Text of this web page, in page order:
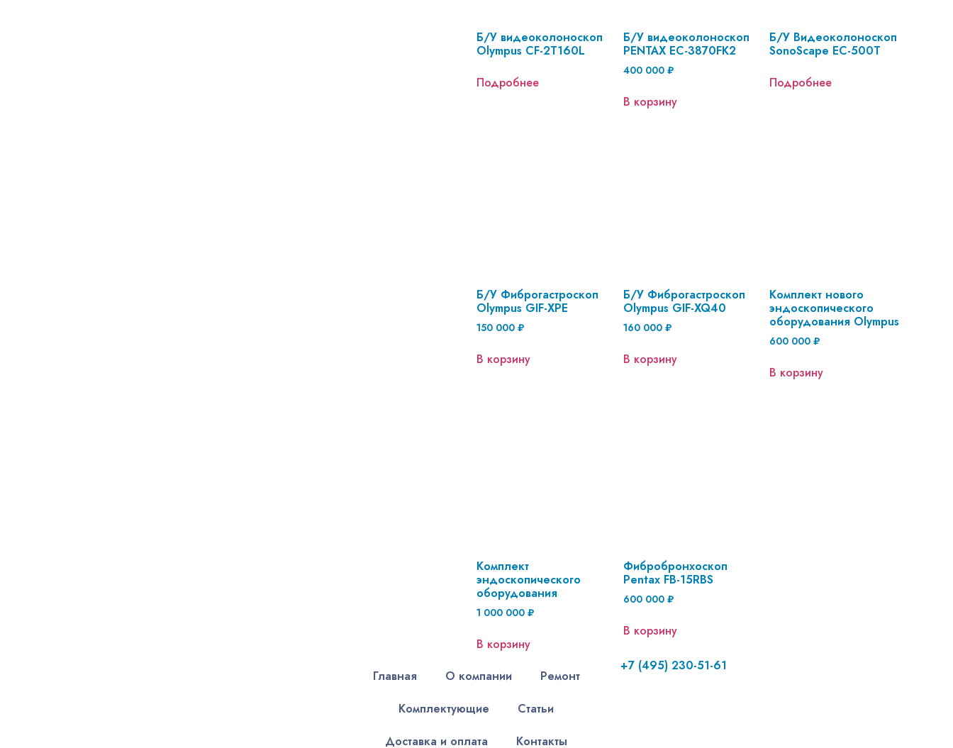
Б/У видеоколоноскоп
Olympus CF-2T160L
Подробнее
Б/У видеоколоноскоп
PENTAX EC-3870FK2
400 000 ₽
В корзину
Б/У Видеоколоноскоп
SonoScape EC-500T
Подробнее
Б/У Фиброгастроскоп
Olympus GIF-XPE
150 000 ₽
В корзину
Б/У Фиброгастроскоп
Olympus GIF-XQ40
160 000 ₽
В корзину
Комплект нового
эндоскопического
оборудования Olympus
600 000₽
В корзину
Комплект
эндоскопического
оборудования
1 000 000 ₽
В корзину
Фибробронхоскоп
Pentax FB-15RBS
600 000 ₽
В корзину
Главная О компании
Ремонт
Комплектующие
Статьи
Доставка и оплата
Контакты
+7 (495) 230-51-61